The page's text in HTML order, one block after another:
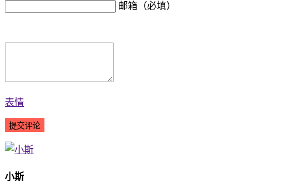
邮箱（必填）
表情
小斯